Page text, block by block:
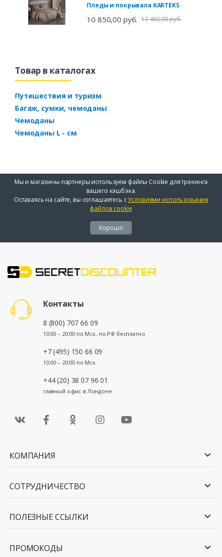
Пледы и покрывала KARTEKS
10 850,00 руб. 12 480,00 руб.
Товар в каталогах
Путешествия и туризм
Багаж, сумки, чемоданы
Чемоданы
Чемоданы L - см
Мы и магазины-партнеры используем файлы Cookie для трекинга
вашего кэшбэка.
Оставаясь на сайте, вы соглашаетесь сУсловиями использования
файлов cookie
Хорошо
Контакты
8 (800) 707 66 09
10:00 – 20:00 по Мск, по РФ бесплатно
+7 (495) 150 66 09
10:00 – 20:00 по Мск
+44 (20) 38 07 96 01
главный офис в Лондоне
КОМПАНИЯ
СОТРУДНИЧЕСТВО
ПОЛЕЗНЫЕ ССЫЛКИ
ПРОМОКОДЫ